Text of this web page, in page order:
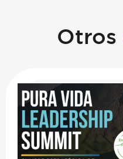
Otros